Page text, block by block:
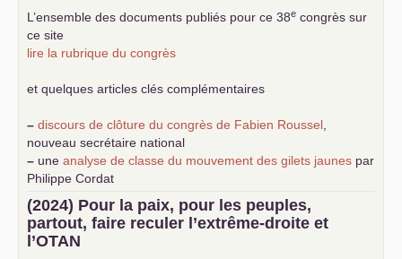
L’ensemble des documents publiés pour ce 38e congrès sur
ce site
lire la rubrique du congrès
et quelques articles clés complémentaires
– discours de clôture du congrès de Fabien Roussel
nouveau secrétaire national
– une analyse de classe du mouvement des gilets jaunes par
Philippe Cordat
–
un texte de Jean-Claude Delaunay
le marxisme est la
science sociale de notre temps
–un appel proposé aux partis communistes et ouvrier
d’Europe
(2024) Pour la paix, pour les peuples,
partout, faire reculer l’extrême-droite et
l’OTAN